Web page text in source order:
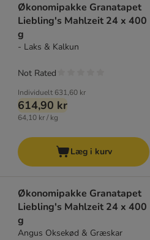
Økonomipakke Granatapet
Liebling's Mahlzeit 24 x 400
g
- Laks & Kalkun
Individuelt 631,60 kr
614,90 kr
64,10 kr / kg
Not Rated
Læg i kurv
Økonomipakke Granatapet
Liebling's Mahlzeit 24 x 400
g
Angus Oksekød & Græskar